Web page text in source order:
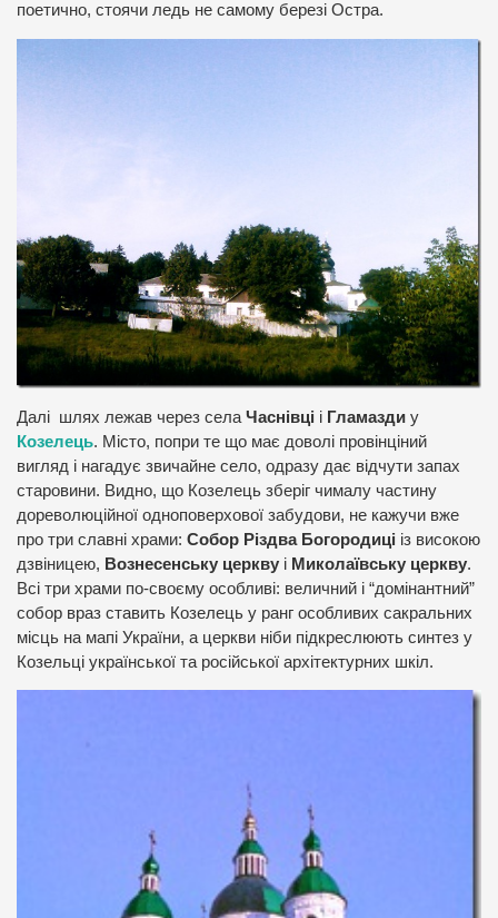
поетично, стоячи ледь не самому березі Остра.
Далі шлях лежав через села Часнівці і Гламазди у
Козелець. Місто, попри те що має доволі провінціний
вигляд і нагадує звичайне село, одразу дає відчути запах
старовини. Видно, що Козелець зберіг чималу частину
дореволюційної одноповерхової забудови, не кажучи вже
про три славні храми: Собор Різдва Богородиці із високою
дзвіницею, Вознесенську церкву і Миколаївську церкву.
Всі три храми по-своєму особливі: величний і “домінантний”
собор враз ставить Козелець у ранг особливих сакральних
місць на мапі України, а церкви ніби підкреслюють синтез у
Козельці української та російської архітектурних шкіл.